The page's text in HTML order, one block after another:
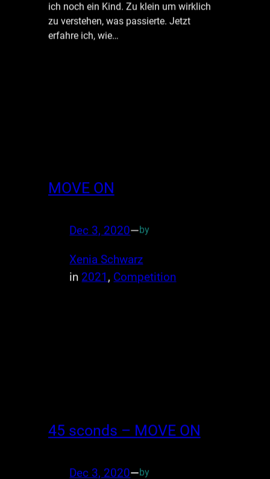
ich noch ein Kind. Zu klein um wirklich
zu verstehen, was passierte. Jetzt
erfahre ich, wie…
MOVE ON
Dec 3, 2020—by
Xenia Schwarz
in 2021 Competition
45 sconds – MOVE ON
Dec 3, 2020—by